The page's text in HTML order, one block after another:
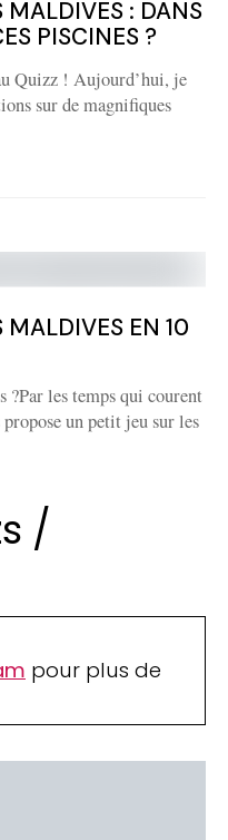
MALDIVES : DANS
PISCINES ?
Quizz ! Aujourd’hui, je
sur de magnifiques
MALDIVES EN 10
?Par les temps qui courent
propose un petit jeu sur les
/
pour plus de